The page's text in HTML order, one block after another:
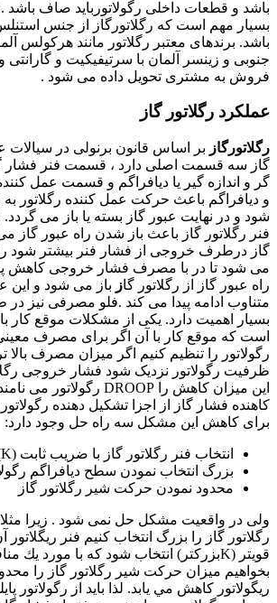
باشد و قطعات داخلی رگولاتورباید صاف باشد
بسیار مهم است که رگلاتورگاز از جنس
باشد. برندهای معتبر رگلاتور مانند هرکولس
جنوبی و زینسر آلمان با سرتیفیکیت و
فروش به مشتری تحویل داده می شود .
عملکرد رگلاتور گاز
رگلاتورگاز بر اساس قانون برنولی در سیالات
گاز سه قسمت اصلی دارد ، قسمت فنر فشار
گر و اندازه گیر یا دیافراگم و قسمت عمل
و دیافراگم باعث حرکت عمل کننده رگلاتور به
شود و در نهایت عبور گاز بسته یا باز می
فنر رگلاتور گاز باعث باز شدن راه عبور گاز
گاز درطرف خروجی از فشار فنر بیشتر شود
می شود تا در با مصرف فشار خروجی کاهش
راه عبور گاز از رگلاتور گاز باز می شود و
متناوب ادامه پیدا می کند .فلو مصرفی نیز در
بسیار اهمیت دارد. یکی از مشکلات موقع کار با
است که موقع کار با آن اگر برای مصرف
رگولاتور را تنظیم کنیم اگر میزان مصرف بالا
ظرفیت رگولاتور نزدیک شود فشار خروجی
این میزان کاهش را DROOP
رگولاتور می
کاهنده فشار گاز از اجزا تشکیل دهنده
برای کاهش این مشکل سه راه حل وجود دارد:
انتخاب فنر رگلاتور گاز با ضريب ثابت (K) كوچك
بزرگ انتخاب نمودن سطح ديافراگم
محدود نمودن حركت شير رگلاتور گاز
ولی در واقعیت مشکل حل نمی شود . زيرا
رگلاتور گاز را بزرگ انتخاب كنيم فنر ریگلاتور
قويتر (K بزركتر ) انتخاب شود كه با مورد يك
بخواهيم ميزان حركت شير رگلاتور گاز را
ریگولاتور كاهش مي يابد. لذا باید از رگولاتور